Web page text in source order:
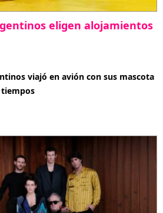
eligen alojamientos
viajó en avión con sus mascota